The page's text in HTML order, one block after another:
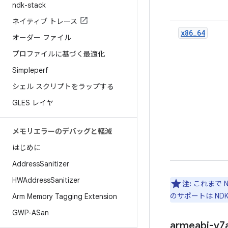
ndk-stack
ネイティブ トレース
オーダー ファイル
プロファイルに基づく最適化
Simpleperf
シェル スクリプトをラップする
GLES レイヤ
メモリエラーのデバッグと軽減
はじめに
AddressSanitizer
HWAddressSanitizer
Arm Memory Tagging Extension
GWP-ASan
x86_64
注: これまで
のサポートは